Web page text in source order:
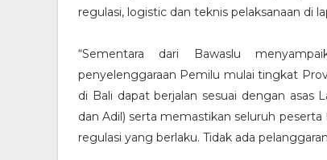
regulasi, logistic dan teknis pelaksanaan di
“Sementara dari Bawaslu
penyelenggaraan Pemilu mulai tingkat
di Bali dapat berjalan sesuai dengan asas
dan Adil) serta memastikan seluruh
regulasi yang berlaku. Tidak ada